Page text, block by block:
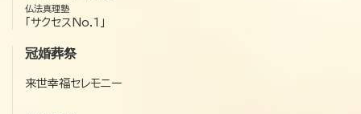
仏法真理塾
「サクセスNo.1」
冠婚葬祭
来世幸福セレモニー